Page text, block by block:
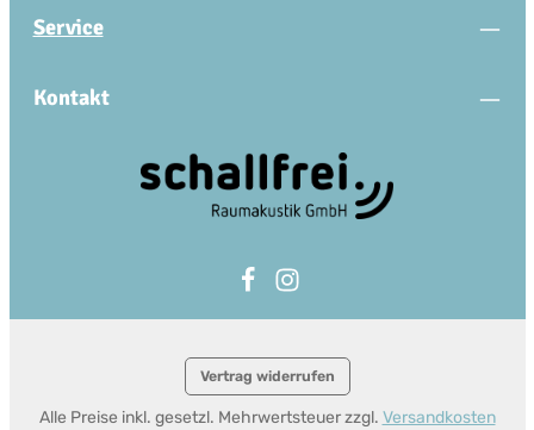
Service
Kontakt
Vertrag widerrufen
Alle Preise inkl. gesetzl. Mehrwertsteuer zzgl. Versandkosten